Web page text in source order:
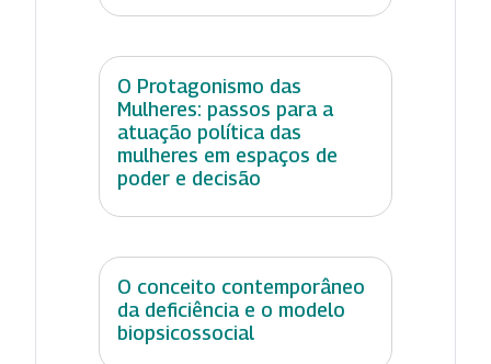
O Protagonismo das
Mulheres: passos para a
atuação política das
mulheres em espaços de
poder e decisão
O conceito contemporâneo
da deficiência e o modelo
biopsicossocial